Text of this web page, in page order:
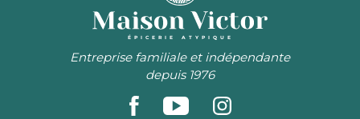
ÉPICERIE ATYPIQUE
Entreprise familiale et indépendante
depuis 1976